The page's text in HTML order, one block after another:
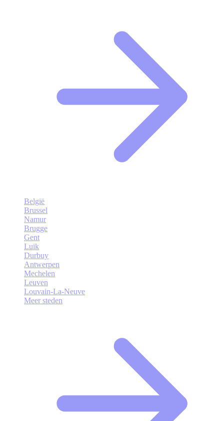
België
Brussel
Namur
Brugge
Gent
Luik
Durbuy
Antwerpen
Mechelen
Leuven
Louvain-La-Neuve
Meer steden